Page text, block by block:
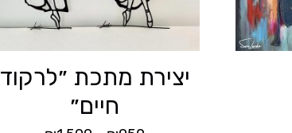
יצירת מתכת ״לרקוד
חיים״